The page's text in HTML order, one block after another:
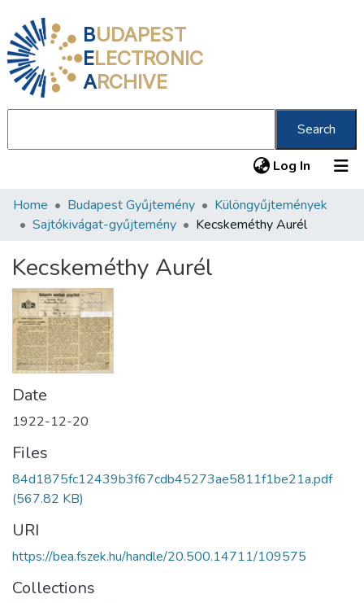
BUDAPEST
ELECTRONIC
ARCHIVE
Search
Log In (current)
Communities & Collections
Statistics
About us
Home Budapest Gyűjtemény
Különgyűjtemények
Sajtókivágat-gyűjtemény
Kecskeméthy Aurél
Kecskeméthy Aurél
Date
1922-12-20
Files
84d1875fc12439b3f67cdb45273ae5811f1be21a.pdf
(567.82 KB)
URI
https://bea.fszek.hu/handle/20.500.14711/109575
Collections